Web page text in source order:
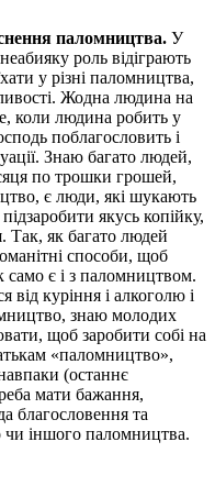
паломництва. У
роль відіграють
у різні паломництва,
Жодна людина на
коли людина робить у
поблагословить і
Знаю багато людей,
по трошки грошей,
є люди, які шукають
якусь копійку,
Так, як багато людей
способи, щоб
само є і з паломництвом.
від куріння і алкоголю і
знаю молодих
щоб заробити собі на
«паломництво»,
(останнє
мати бажання,
благословення та
чи іншого паломництва.